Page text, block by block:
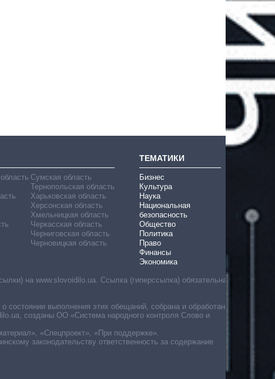
Сумская область
Тернопольская область
Харьковская область
Херсонская область
Хмельницкая область
Черкасская область
Черниговская область
Черновицкая область
ТЕМАТИКИ
Бизнес
Культура
Наука
Национальная
безопасность
Общество
Политика
Право
Финансы
Экономика
на www.slovoidilo.ua. Ссылка (гиперссылка) обязательна
выполнения этих обещаний, собрана и обработана
созданы ОО «Система народного контроля Слово и
«Спецпроект», «При поддержке».
законодательству ответственность за содержание